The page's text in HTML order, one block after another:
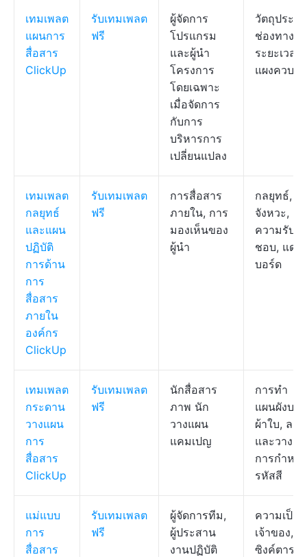
เทมเพลต
แผนการ
สื่อสาร
ClickUp
รับเทมเพลต
ฟรี
ผู้จัดการ
โปรแกรม
และผู้นำ
โครงการ
โดยเฉพาะ
เมื่อจัดการ
กับการ
บริหารการ
เปลี่ยนแปลง
วัตถุประส
ช่องทาง,
ระยะเวลา,
แผงควบคุ
เทมเพลต
กลยุทธ์
และแผน
ปฏิบัติ
การด้าน
การ
สื่อสาร
ภายใน
องค์กร
ClickUp
รับเทมเพลต
ฟรี
การสื่อสาร
ภายใน, การ
มองเห็นของ
ผู้นำ
กลยุทธ์,
จังหวะ,
ความรับผิ
ชอบ, แดช
บอร์ด
เทมเพลต
กระดาน
วางแผน
การ
สื่อสาร
ClickUp
รับเทมเพลต
ฟรี
นักสื่อสาร
ภาพ นัก
วางแผน
แคมเปญ
การทำ
แผนผังบน
ผ้าใบ, ลาก
และวาง,
การกำหน
รหัสสี
แม่แบบ
การ
สื่อสาร
รับเทมเพลต
ฟรี
ผู้จัดการทีม,
ผู้ประสาน
งานปฏิบัติ
ความเป็น
เจ้าของ, ก
ซิงค์ตาราง